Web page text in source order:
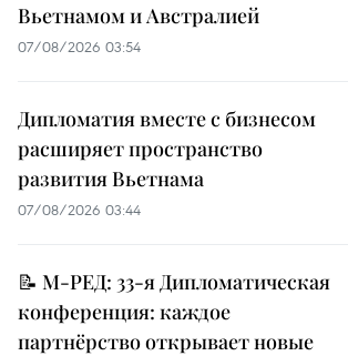
Вьетнамом и Австралией
07/08/2026 03:54
Дипломатия вместе с бизнесом
расширяет пространство
развития Вьетнама
07/08/2026 03:44
📝 М-РЕД: 33-я Дипломатическая
конференция: каждое
партнёрство открывает новые